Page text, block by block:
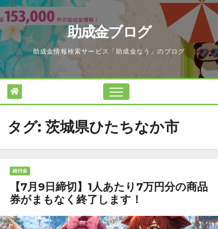
Skip
to
content
助成金ブログ
助成金情報検索サービス「助成金なう」のブログ
タグ: 茨城県ひたちなか市
給付金
【7月9日締切】1人あたり7万円分の商品
券がまもなく終了します！